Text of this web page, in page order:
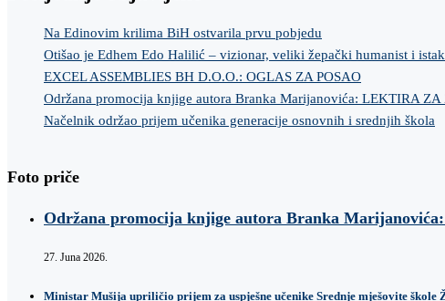
Na Edinovim krilima BiH ostvarila prvu pobjedu
Otišao je Edhem Edo Halilić – vizionar, veliki žepački humanist i
EXCEL ASSEMBLIES BH D.O.O.: OGLAS ZA POSAO
Održana promocija knjige autora Branka Marijanovića: LEKTIRA
Načelnik održao prijem učenika generacije osnovnih i srednjih škola
Foto priče
Održana promocija knjige autora Branka
27. Juna 2026.
Ministar Mušija upriličio prijem za uspješne učenike Srednje mješovite škole